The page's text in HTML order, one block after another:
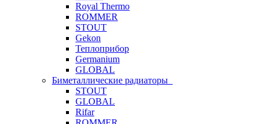
Royal Thermo
ROMMER
STOUT
Gekon
Теплоприбор
Germanium
GLOBAL
Биметаллические радиаторы
STOUT
GLOBAL
Rifar